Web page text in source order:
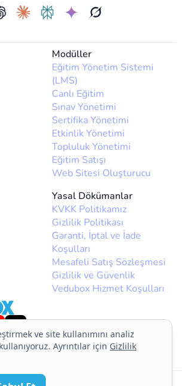
Modüller
Eğitim Yönetim Sistemi
(LMS)
Canlı Eğitim
Sınav Yönetimi
Sertifika Yönetimi
Etkinlik Yönetimi
Topluluk Yönetimi
Eğitim Satışı
Web Sitesi Oluşturucu
Yasal Dökümanlar
KVKK Politikamız
Gizlilik Politikası
Garanti, İptal ve İade
Koşulları
Mesafeli Satış Sözleşmesi
Gizlilik ve Güvenlik
Vedubox Hizmet Koşulları
Vedubox. Tüm hakları saklıdır.
ve site kullanımını analiz
Ayrıntılar için Gizlilik